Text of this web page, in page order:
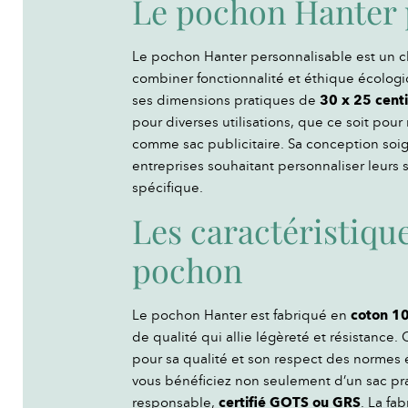
Le pochon Hanter
Le pochon Hanter personnalisable est un
combiner fonctionnalité et éthique
ses dimensions pratiques de 30 x 25
pour diverses utilisations, que ce soit
comme sac publicitaire. Sa conception
entreprises souhaitant personnaliser leurs
spécifique.
Les
pochon
Le pochon Hanter est fabriqué en coton
de qualité qui allie légèreté et résistance.
pour sa qualité et son respect des
vous bénéficiez non seulement d’un sac
responsable, certifié GOTS ou GRS. La